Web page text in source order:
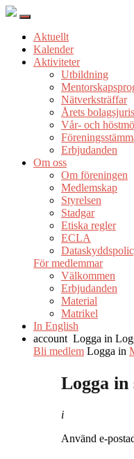
Aktuellt
Kalender
Aktiviteter
Utbildning
Nätverksträffar
Årets
Vår- och
Erbjudanden
Om oss
Om föreningen
Medlemskap
Styrelsen
Stadgar
Etiska regler
ECLA
För medlemmar
Välkommen
Erbjudanden
Material
Matrikel
In English
account Logga in
Bli medlem Logga in
Logga in
i
Använd e-